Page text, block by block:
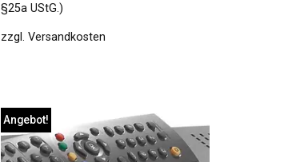
§25a UStG.)
zzgl.Versandkosten
Angebot!